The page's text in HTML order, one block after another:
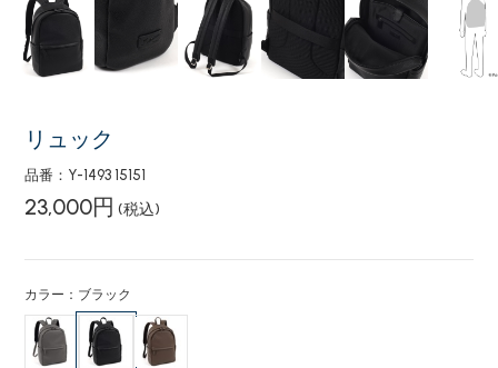
リュック
品番：Y-1493 15151
23,000円 (税込)
カラー：ブラック